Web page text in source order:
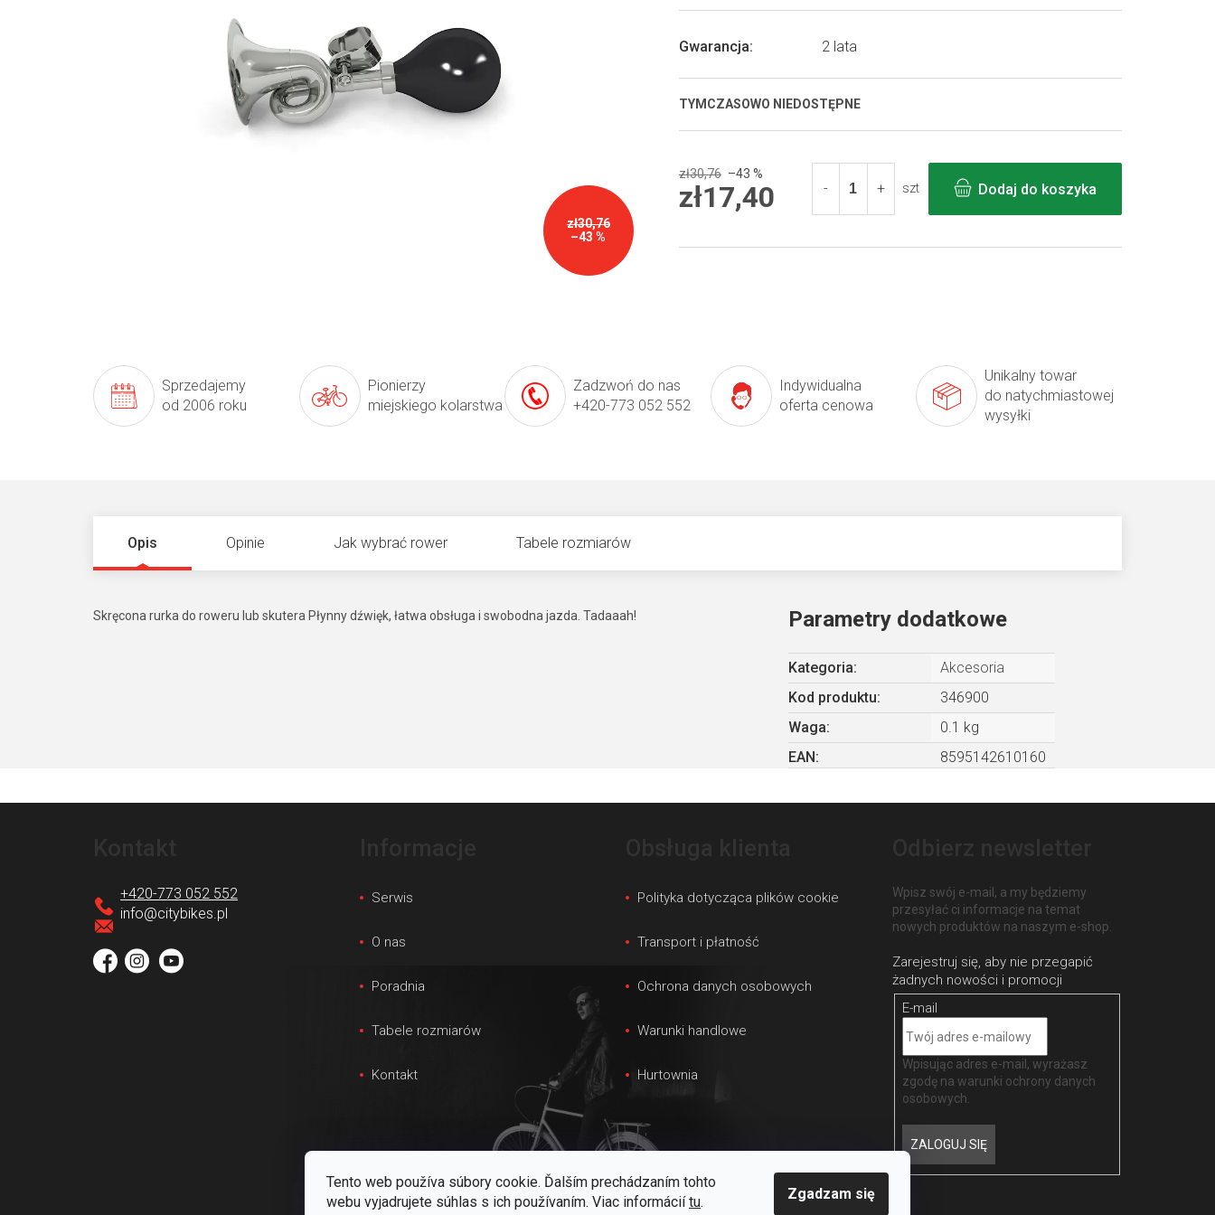
Tento web používa súbory cookie. Ďalším prechádzaním tohto
webu vyjadrujete súhlas s ich používaním. Viac informáciítu. Zgadzam się
zł30,76
–43 %
TYMCZASOWO NIEDOSTĘPNE
Gwarancja: 2 lata
5
zł30,76 –43 %
zł17,40 szt Dodaj do koszyka
Sprzedajemy
od 2006 roku
Pionierzy
miejskiego kolarstwa
Zadzwoń do nas
+420-773 052 552
Indywidualna
oferta cenowa
Unikalny towar
do natychmiastowej
wysyłki
Opis Opinie Jak wybrać rower Tabele rozmiarów
Skręcona rurka do roweru lub skutera Płynny dźwięk, łatwa obsługa i swobodna jazda. Tadaaah! Parametry dodatkowe
Kategoria:
Akcesoria
Kod produktu:
346900
Waga:
0.1 kg
EAN : 8595142610160
info@citybikes.pl
+420-773 052 552 Serwis
O nas
Poradnia
Tabele rozmiarów
Kontakt
Polityka dotycząca plików cookie
Transport i płatność
Ochrona danych osobowych
Warunki handlowe
Hurtownia
Wpisz swój e-mail, a my będziemy
przesyłać ci informacje na temat
nowych produktów na naszym e-shop.
E-mail
Wpisując adres e-mail, wyrażasz
zgodę nawarunki ochrony danych
osobowych
ZALOGUJ SIĘ